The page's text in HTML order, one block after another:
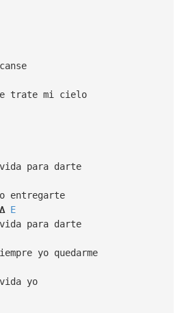
trate mi cielo
vida para darte
entregarte
E
vida para darte
yo quedarme
vida yo